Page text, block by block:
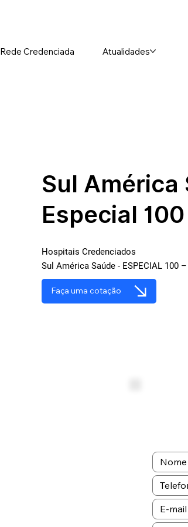
Rede Credenciada Atualidades
Sul América
Especial 100
Hospitais Credenciados
Sul América Saúde - ESPECIAL 100 –
Faça uma cotação